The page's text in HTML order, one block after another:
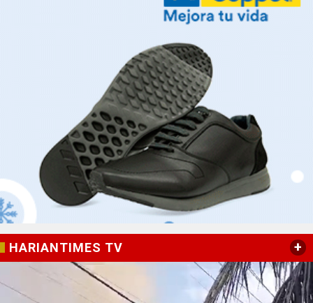
HARIANTIMES TV +